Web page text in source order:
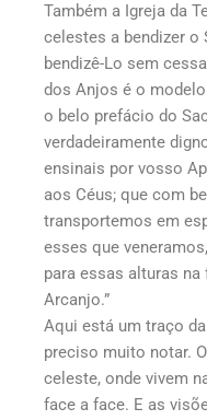
Também a Igreja da
celestes a bendizer o
bendizê-Lo sem
dos Anjos é o
o belo prefácio do
verdadeiramente
ensinais por vosso
aos Céus; que com
transportemos em
esses que
para essas alturas na
Arcanjo.”
Aqui está um traço
preciso muito notar.
celeste, onde vivem
face a face. E as